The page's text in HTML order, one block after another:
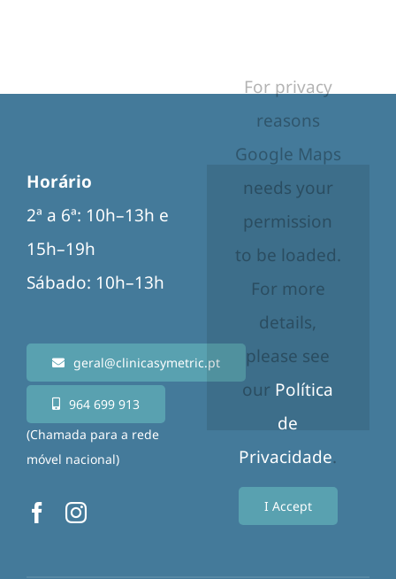
Horário
2ª a 6ª: 10h–13h e
15h–19h
Sábado: 10h–13h
geral@clinicasymetric.pt
964 699 913
(Chamada para a rede
móvel nacional)
For privacy
reasons
Google Maps
needs your
permission
to be loaded.
For more
details,
please see
our Política
de
Privacidade.
I Accept